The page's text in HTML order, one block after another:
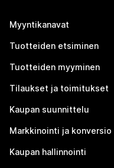
Myyntikanavat
Tuotteiden etsiminen
Tuotteiden myyminen
Tilaukset ja toimitukset
Kaupan suunnittelu
Markkinointi ja konversio
Kaupan hallinnointi